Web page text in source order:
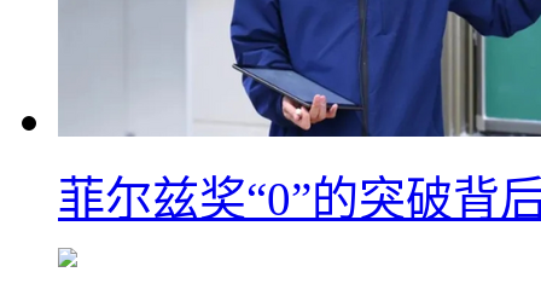
菲尔兹奖“0”的突破背